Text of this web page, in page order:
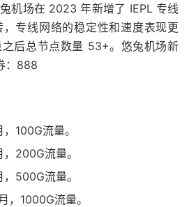
机场在 2023 年新增了 IEPL 专线
专线网络的稳定性和速度表现更
后总节点数量 53+。悠兔机场新
：888
100G流量。
200G流量。
500G流量。
，1000G流量。